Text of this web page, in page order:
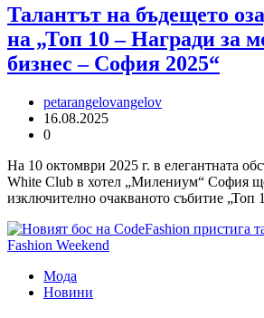
Талантът на бъдещето
на „Топ 10 – Награди за
бизнес – София 2025“
petarangelovangelov
16.08.2025
0
На 10 октомври 2025 г. в елегантната
White Club в хотел „Милениум“ София
изключително очакваното събитие
Мода
Новини